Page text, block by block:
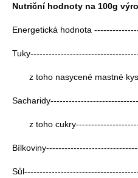
Nutriční hodnoty na 100g
Energetická hodnota
z toho nasycené mastné
z toho